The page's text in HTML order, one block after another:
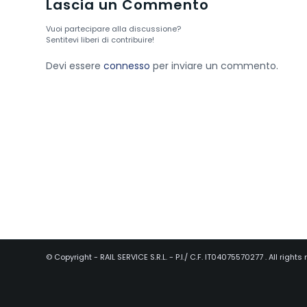
Lascia un Commento
Vuoi partecipare alla discussione?
Sentitevi liberi di contribuire!
Devi essere connesso per inviare un commento.
© Copyright - RAIL SERVICE S.R.L. - P.I./ C.F. IT04075570277 . All